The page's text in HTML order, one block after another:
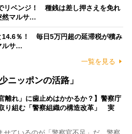
リベンジ！ 種銭は差し押さえを免れ
然マルサ…
14.6％！ 毎日5万円超の延滞税が積み
ルサ…
一覧を見る
ニッポンの活路」
離れ」に歯止めはかかるか？】警察庁
り組む「警察組織の構造改革」 実